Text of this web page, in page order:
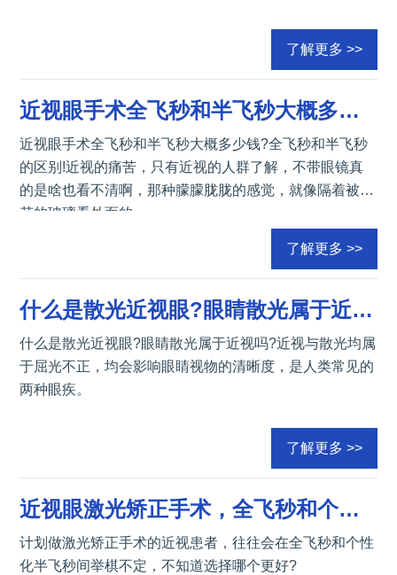
了解更多 >>
近视眼手术全飞秒和半飞秒大概多少钱?全飞秒和半飞秒的区别!
近视眼手术全飞秒和半飞秒大概多少钱?全飞秒和半飞秒
的区别!近视的痛苦，只有近视的人群了解，不带眼镜真
的是啥也看不清啊，那种朦朦胧胧的感觉，就像隔着被刮
花的玻璃看外面的
了解更多 >>
什么是散光近视眼?眼睛散光属于近视吗?
什么是散光近视眼?眼睛散光属于近视吗?近视与散光均属
于屈光不正，均会影响眼睛视物的清晰度，是人类常见的
两种眼疾。
了解更多 >>
近视眼激光矫正手术，全飞秒和个性化半飞秒的区别
计划做激光矫正手术的近视患者，往往会在全飞秒和个性
化半飞秒间举棋不定，不知道选择哪个更好?